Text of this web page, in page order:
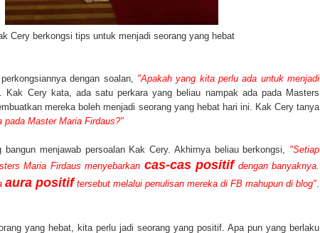
Cery berkongsi tips untuk menjadi seorang yang hebat
dengan soalan, "Apakah yang kita perlu ada untuk menjadi
. Kak Cery kata, ada satu perkara yang beliau nampak ada pada Masters
mereka boleh menjadi seorang yang hebat hari ini. Kak Cery tanya
pada Master Maria Firdaus?"
bangun menjawab persoalan Kak Cery. Akhirnya beliau berkongsi, "Setiap
Maria Firdaus menyebarkan cas-cas positifdengan banyaknya.
aura positiftersebut melalui penulisan mereka di FB mahupun di blog".
yang hebat, kita perlu jadi seorang yang positif. Apa pun yang berlaku